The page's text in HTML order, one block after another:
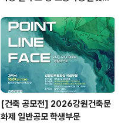
[건축 공모전] 2026강원건축문
화제 일반공모 학생부문